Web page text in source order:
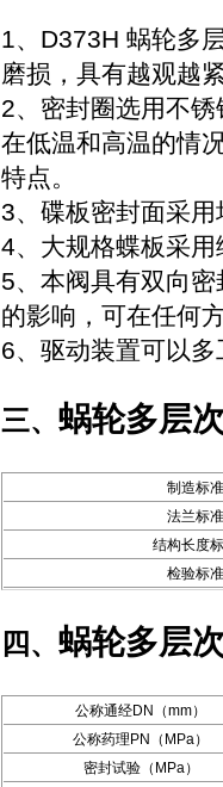
1、 D373H 蜗轮多
磨损，具有越观越
2、密封圈选用不
在低温和高温的情
特点。
3、碟板密封面采
4、大规格蝶板采
5、本阀具有双向
的影响，可在任何
6、驱动装置可以
三、 蜗轮多层
制造标准
法兰标准
结构长度
检验标准
四、 蜗轮多层
公称通经DN（mm）
公称药理PN（MPa）
密封试验（MPa）